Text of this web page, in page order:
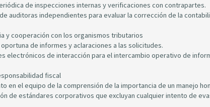
de inspecciones internas y verificaciones con contrapartes.
auditoras independientes para evaluar la corrección de la
y cooperación con los organismos tributarios
de informes y aclaraciones a las solicitudes.
electrónicos de interacción para el intercambio operativo de
fiscal
en el equipo de la comprensión de la importancia de un manejo
de estándares corporativos que excluyan cualquier intento de